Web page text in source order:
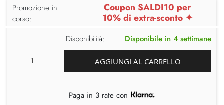
Promozione in
corso:
Coupon SALDI10 per
10% di extra-sconto ✦
Disponibilità: Disponibile in 4 settimane
AGGIUNGI AL CARRELLO
Paga in 3 rate con